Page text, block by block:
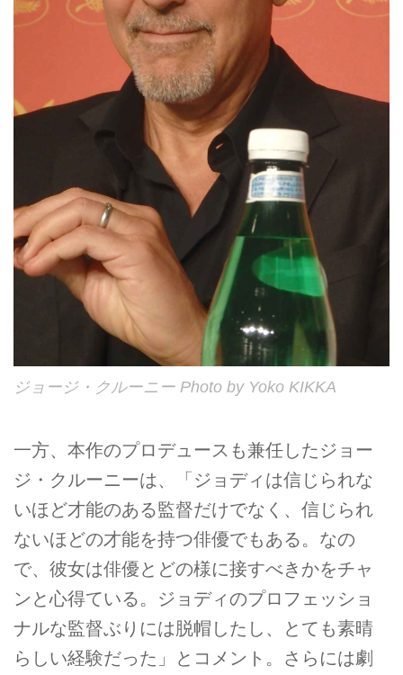
ジョージ・クルーニー Photo by Yoko KIKKA
一方、本作のプロデュースも兼任したジョー
ジ・クルーニーは、「ジョディは信じられな
いほど才能のある監督だけでなく、信じられ
ないほどの才能を持つ俳優でもある。なの
で、彼女は俳優とどの様に接すべきかをチャ
ンと心得ている。ジョディのプロフェッショ
ナルな監督ぶりには脱帽したし、とても素晴
らしい経験だった」とコメント。さらには劇